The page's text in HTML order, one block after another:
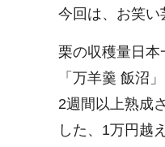
今回は、お笑
栗の収穫量日
「万羊羹 飯沼
2週間以上熟成
した、1万円越